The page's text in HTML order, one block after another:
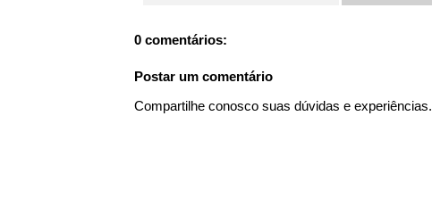
0 comentários:
Postar um comentário
Compartilhe conosco suas dúvidas e experiências.